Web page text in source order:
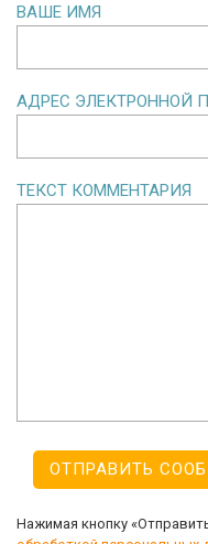
ВАШЕ ИМЯ
АДРЕС ЭЛЕКТРОННОЙ
ТЕКСТ КОММЕНТАРИЯ
Нажимая кнопку